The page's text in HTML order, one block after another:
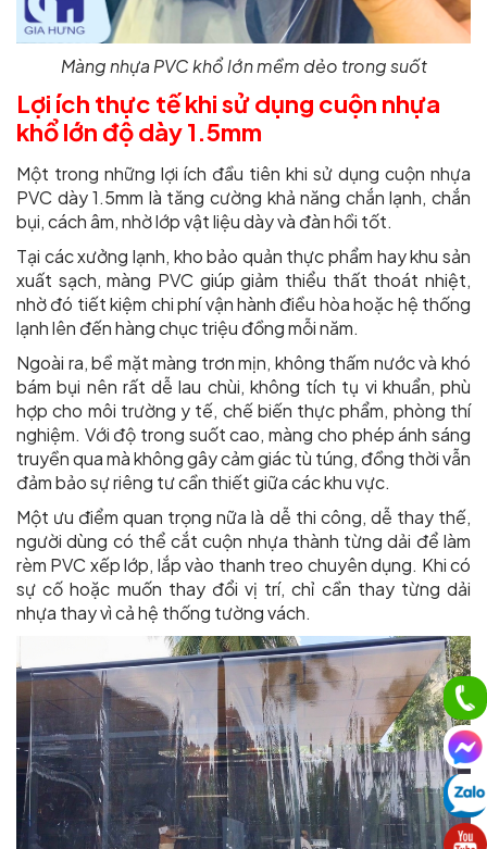
Màng nhựa PVC khổ lớn mềm dẻo trong suốt
Lợi ích thực tế khi sử dụng cuộn nhựa
khổ lớn độ dày 1.5mm
Một trong những lợi ích đầu tiên khi sử dụng cuộn nhựa
PVC dày 1.5mm là tăng cường khả năng chắn lạnh, chắn
bụi, cách âm, nhờ lớp vật liệu dày và đàn hồi tốt.
Tại các xưởng lạnh, kho bảo quản thực phẩm hay khu sản
xuất sạch, màng PVC giúp giảm thiểu thất thoát nhiệt,
nhờ đó tiết kiệm chi phí vận hành điều hòa hoặc hệ thống
lạnh lên đến hàng chục triệu đồng mỗi năm.
Ngoài ra, bề mặt màng trơn mịn, không thấm nước và khó
bám bụi nên rất dễ lau chùi, không tích tụ vi khuẩn, phù
hợp cho môi trường y tế, chế biến thực phẩm, phòng thí
nghiệm. Với độ trong suốt cao, màng cho phép ánh sáng
truyền qua mà không gây cảm giác tù túng, đồng thời vẫn
đảm bảo sự riêng tư cần thiết giữa các khu vực.
Một ưu điểm quan trọng nữa là dễ thi công, dễ thay thế,
người dùng có thể cắt cuộn nhựa thành từng dải để làm
rèm PVC xếp lớp, lắp vào thanh treo chuyên dụng. Khi có
sự cố hoặc muốn thay đổi vị trí, chỉ cần thay từng dải
nhựa thay vì cả hệ thống tường vách.